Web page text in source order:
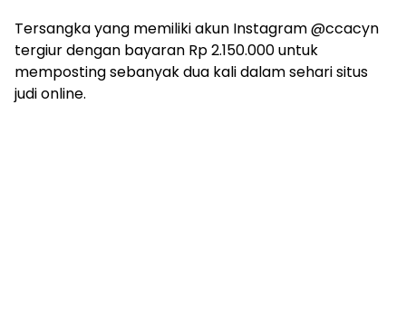
Tersangka yang memiliki akun Instagram @ccacyn
tergiur dengan bayaran Rp 2.150.000 untuk
memposting sebanyak dua kali dalam sehari situs
judi online.